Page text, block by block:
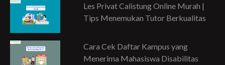
Les Privat Calistung Online Murah |
Tips Menemukan Tutor Berkualitas
Cara Cek Daftar Kampus yang
Menerima Mahasiswa Disabilitas